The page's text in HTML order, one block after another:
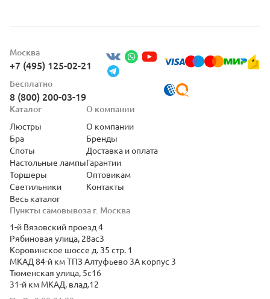
Москва
+7 (495) 125-02-21
Бесплатно
8 (800) 200-03-19
Пункты самовывоза г. Москва
1-й Вязовский проезд 4
Рябиновая улица, 28ас3
Коровинское шоссе д. 35 стр. 1
МКАД 84-й км ТПЗ Алтуфьево 3А корпус 3
Тюменская улица, 5с16
31-й км МКАД, влад.12
Каталог
Люстры
Бра
Споты
Настольные лампы
Торшеры
Светильники
Весь каталог
О компании
О компании
Бренды
Доставка и оплата
Гарантии
Оптовикам
Контакты